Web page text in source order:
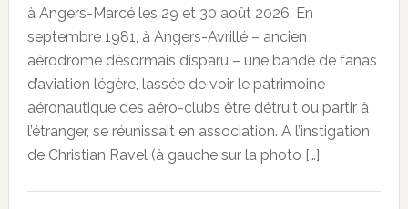
à Angers-Marcé les 29 et 30 août 2026. En
septembre 1981, à Angers-Avrillé – ancien
aérodrome désormais disparu – une bande de fanas
d’aviation légère, lassée de voir le patrimoine
aéronautique des aéro-clubs être détruit ou partir à
l’étranger, se réunissait en association. A l’instigation
de Christian Ravel (à gauche sur la photo […]